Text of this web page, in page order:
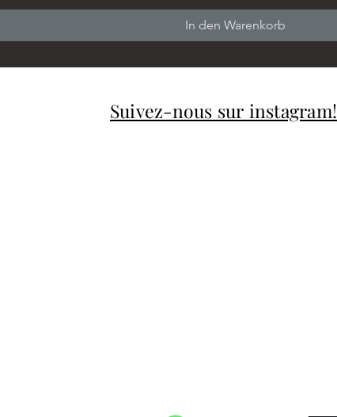
In den Warenkorb
Suivez-nous sur instagram!